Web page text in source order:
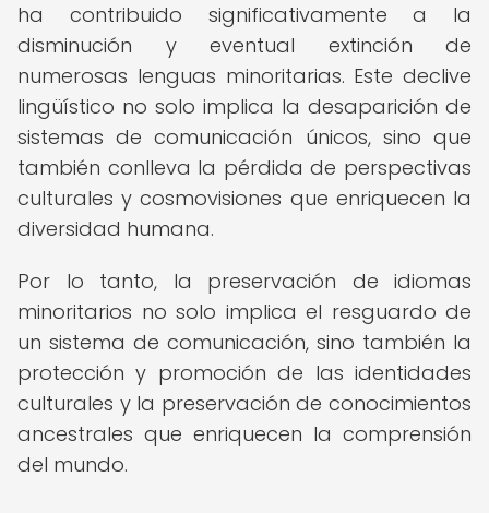
ha contribuido significativamente a la
disminución y eventual extinción de
numerosas lenguas minoritarias. Este declive
lingüístico no solo implica la desaparición de
sistemas de comunicación únicos, sino que
también conlleva la pérdida de perspectivas
culturales y cosmovisiones que enriquecen la
diversidad humana.
Por lo tanto, la preservación de idiomas
minoritarios no solo implica el resguardo de
un sistema de comunicación, sino también la
protección y promoción de las identidades
culturales y la preservación de conocimientos
ancestrales que enriquecen la comprensión
del mundo.